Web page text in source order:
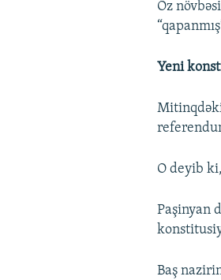
Öz
Yeni
O deyib
Paşinyan
Baş